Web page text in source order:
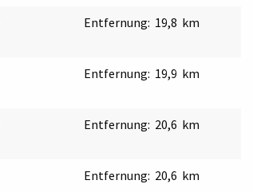
Entfernung: 19,8 km
Entfernung: 19,9 km
Entfernung: 20,6 km
Entfernung: 20,6 km